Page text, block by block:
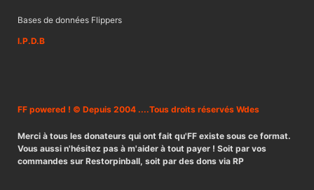
Bases de données Flippers
I.P.D.B
FF powered ! © Depuis 2004 ....Tous droits réservés Wdes
Merci à tous les donateurs qui ont fait qu'FF existe sous ce format.
Vous aussi n'hésitez pas à m'aider à tout payer ! Soit par vos
commandes sur Restorpinball, soit par des dons via RP